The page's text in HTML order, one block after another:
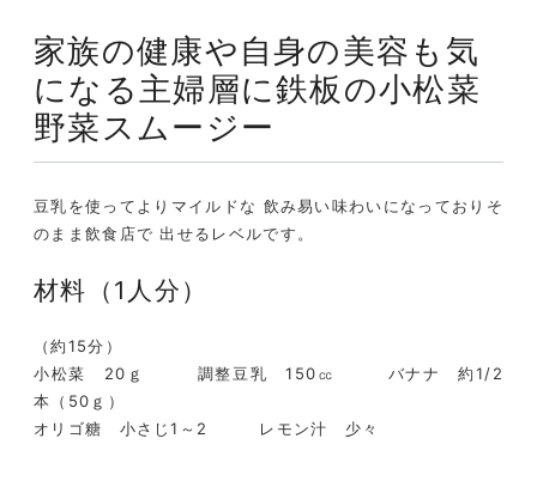
家族の健康や自身の美容も気
になる主婦層に鉄板の小松菜
野菜スムージー
豆乳を使ってよりマイルドな 飲み易い味わいになっておりそ
のまま飲食店で 出せるレベルです。
材料 （1人分）
（約15分）
小松菜 20ｇ 調整豆乳 150㏄ バナナ 約1/2
本（50ｇ）
オリゴ糖 小さじ1～2 レモン汁 少々